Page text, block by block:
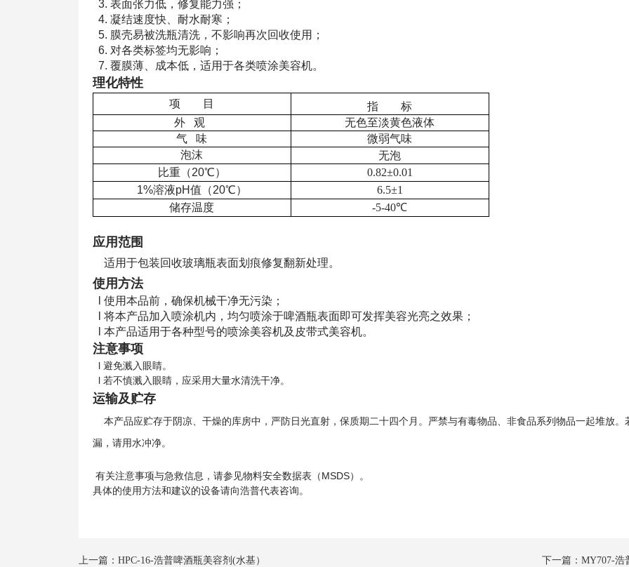
3. 表面张力低，修复能力强；
4. 凝结速度快、耐水耐寒；
5. 膜壳易被洗瓶清洗，不影响再次回收使用；
6. 对各类标签均无影响；
7. 覆膜薄、成本低，适用于各类喷涂美容机。
理化特性
项 目
指 标
外 观
无色至淡黄色液体
气 味
微弱气味
泡沫
无泡
比重（20℃）
0.82±0.01
1%溶液pH值（20℃）
6.5±1
储存温度
-5-40℃
应用范围
适用于包装回收玻璃瓶表面划痕修复翻新处理。
使用方法
l 使用本品前，确保机械干净无污染；
l 将本产品加入喷涂机内，均匀喷涂于啤酒瓶表面即可发挥美容光亮之效果；
l 本产品适用于各种型号的喷涂美容机及皮带式美容机。
注意事项
l 避免溅入眼睛。
l 若不慎溅入眼睛，应采用大量水清洗干净。
运输及贮存
本产品应贮存于阴凉、干燥的库房中，严防日光直射，保质期二十四个月。严禁与有毒物品、非食品系列物品一起堆放。
漏，请用水冲净。
有关注意事项与急救信息，请参见物料安全数据表（MSDS）。
具体的使用方法和建议的设备请向浩普代表咨询。
上一篇：HPC-16-浩普啤酒瓶美容剂(水基） 下一篇：MY707-浩